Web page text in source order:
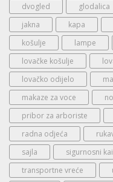
dvogled
glodalica
jakna
kapa
košulje
lampe
lovačke košulje
lovačko odijelo
makaze za voce
pribor za arboriste
radna odjeća
sajla
sigurnosni
transportne vreće